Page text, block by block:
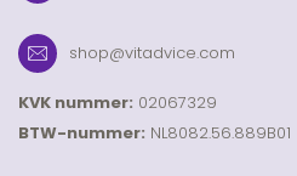
shop@vitadvice.com
KVK nummer: 02067329
BTW-nummer: NL8082.56.889B01